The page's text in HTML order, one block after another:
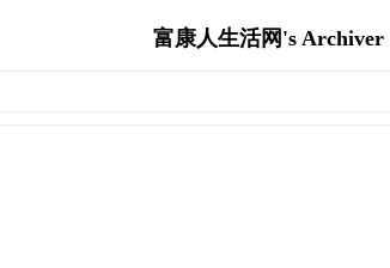
富康人生活网's Archiver